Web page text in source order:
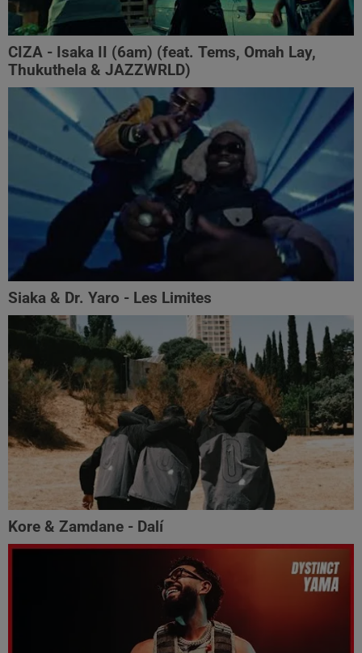
CIZA - Isaka II (6am) (feat. Tems, Omah Lay,
Thukuthela & JAZZWRLD)
Siaka & Dr. Yaro - Les Limites
Kore & Zamdane - Dalí